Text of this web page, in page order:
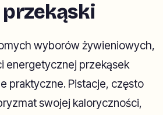
wyborów żywieniowych,
energetycznej przekąsek
praktyczne. Pistacje, często
swojej kaloryczności,